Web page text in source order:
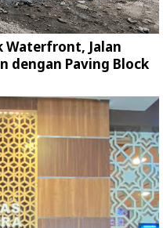
Waterfront, Jalan
dengan Paving Block